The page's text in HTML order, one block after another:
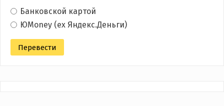
Банковской картой
ЮMoney (ex Яндекс.Деньги)